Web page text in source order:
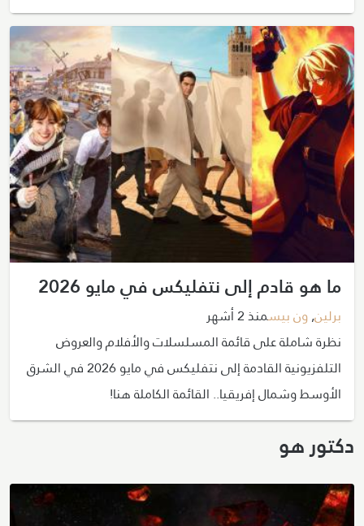
ما هو قادم إلى نتفليكس في مايو 2026
برلين,ون بيسمنذ 2 أشهر
نظرة شاملة على قائمة المسلسلات والأفلام والعروض
التلفزيونية القادمة إلى نتفليكس في مايو 2026 في الشرق
الأوسط وشمال إفريقيا.. القائمة الكاملة هنا!
دكتور هو